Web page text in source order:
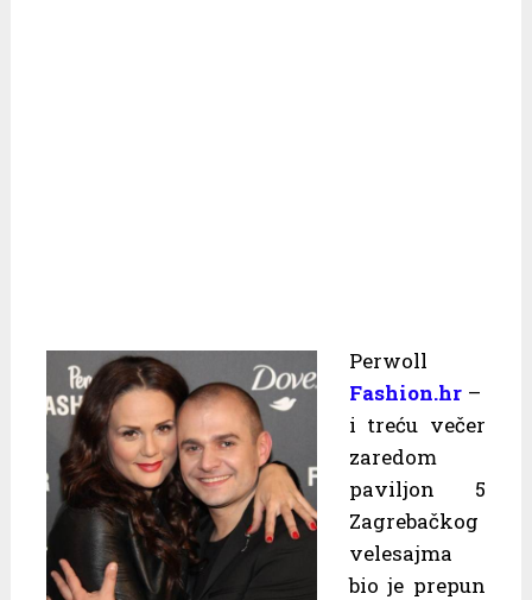
Perwoll
Fashion.hr–
i treću večer
zaredom
paviljon 5
Zagrebačkog
velesajma
bio je prepun